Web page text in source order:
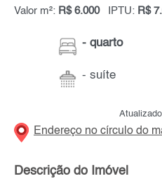
Valor m²: R$ 6.000 IPTU: R$
- quarto
- suíte
Endereço no círculo do
Descrição do Imóvel